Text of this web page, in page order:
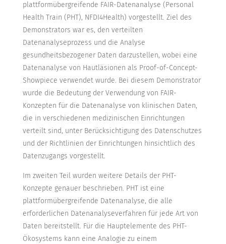
plattformübergreifende FAIR-Datenanalyse (Personal
Health Train (PHT), NFDI4Health) vorgestellt. Ziel des
Demonstrators war es, den verteilten
Datenanalyseprozess und die Analyse
gesundheitsbezogener Daten darzustellen, wobei eine
Datenanalyse von Hautläsionen als Proof-of-Concept-
Showpiece verwendet wurde. Bei diesem Demonstrator
wurde die Bedeutung der Verwendung von FAIR-
Konzepten für die Datenanalyse von klinischen Daten,
die in verschiedenen medizinischen Einrichtungen
verteilt sind, unter Berücksichtigung des Datenschutzes
und der Richtlinien der Einrichtungen hinsichtlich des
Datenzugangs vorgestellt.
Im zweiten Teil wurden weitere Details der PHT-
Konzepte genauer beschrieben. PHT ist eine
plattformübergreifende Datenanalyse, die alle
erforderlichen Datenanalyseverfahren für jede Art von
Daten bereitstellt. Für die Hauptelemente des PHT-
Ökosystems kann eine Analogie zu einem